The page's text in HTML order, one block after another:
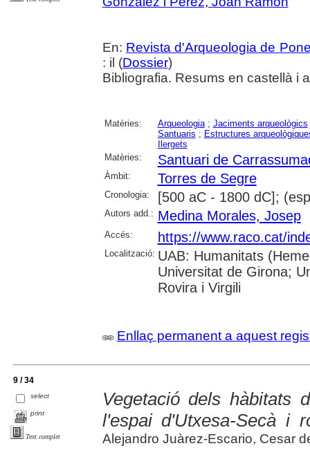
En: Revista d'Arqueologia de
: il (Dossier)
Bibliografia. Resums en castellà i
Matèries: Arqueologia; Jaciments arqueològics
Santuaris ; Estructures
Ilergets
Matèries:
Santuari de
Àmbit: Torres de Segre
Cronologia: [500 aC - 1800 dC];
Autors add.: Medina Morales, Josep
Accés: https://www.raco.cat/
Localització: UAB: Humanitats
Universitat de Girona;
Rovira i Virgili
Enllaç permanent a aquest
9 / 34
select
print
Text complet
Vegetació dels hàbitats
l'espai d'Utxesa-Secà i
Alejandro Juàrez-Escario, Cesar